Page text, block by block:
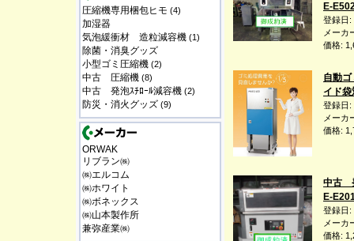
圧縮機専用梱包ヒモ (4)
加湿器
気泡緩衝材 造粒減容機 (1)
除菌・消臭グッズ
小型ゴミ圧縮機 (2)
中古 圧縮機 (8)
中古 発泡ｽﾁﾛｰﾙ減容機 (2)
防災・消火グッズ (9)
ORWAK
リブラン㈱
㈱エルコム
㈱ホワイト
㈱ボネックス
㈱山本製作所
兼弥産業㈱
E-
登録日:
メーカ
価格:
自動
イド
登録日:
メーカ
価格:
中古
E-
登録日:
メーカ
価格: